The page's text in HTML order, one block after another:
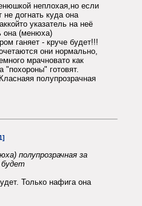
неплохая,но если
не догнать куда она
указатель на неё
она (менюха)
ганяет - круче будет!!!
они нормально,
мрачновато как
"похороны" готовят.
полупрозрачная
полупрозрачная за
будет
Только нафига она